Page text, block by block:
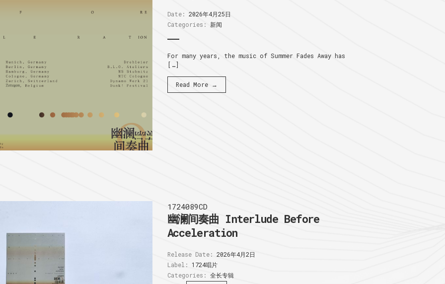
Date: 2026年4月25日
Categories:
新闻
For many years, the music of Summer Fades Away has
[…]
Read More →
1724089CD
幽澜间奏曲 Interlude Before
Acceleration
Release Date: 2026年4月2日
Label: 1724唱片
Categories: 全长专辑